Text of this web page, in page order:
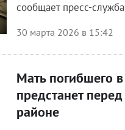
сообщает пресс-
30 марта 2026 в 15:42
Мать погибшего
предстанет
районе